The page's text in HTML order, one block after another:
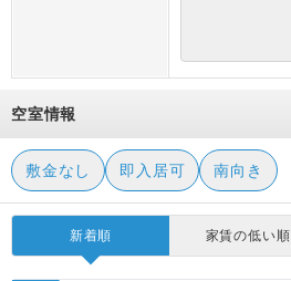
空室情報
敷金なし 即入居可 南向き
新着順 家賃の低い順